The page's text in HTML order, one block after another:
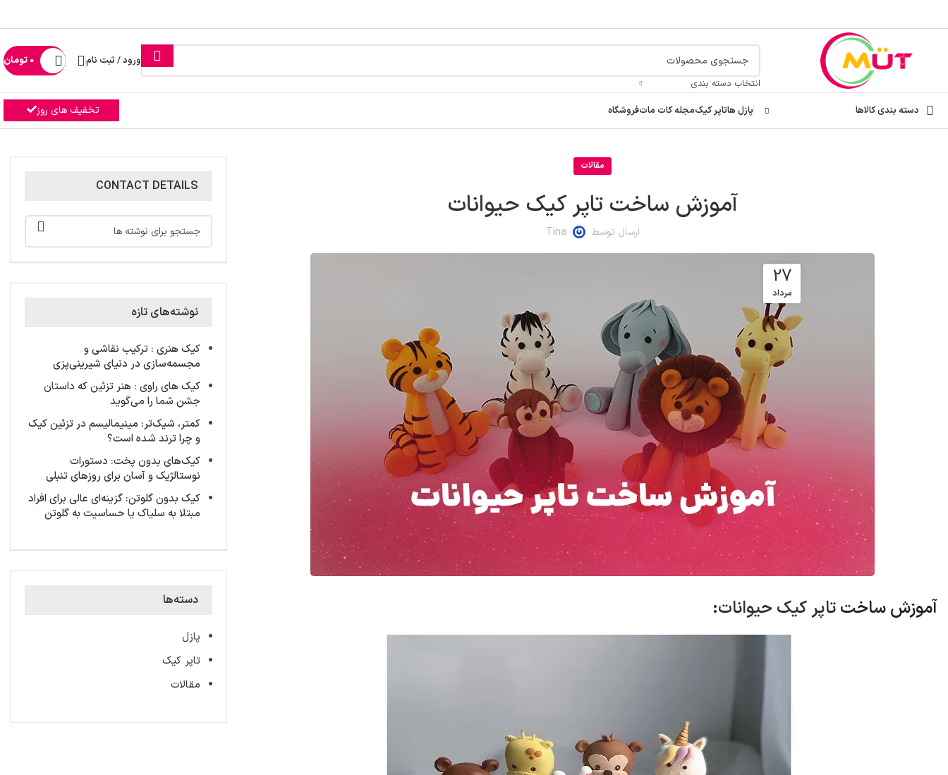
انتخاب دسته بندی
ورود / ثبت نام 0 تومان
دسته بندی کالاها پازل هاتاپر کیکمجله کات ماتفروشگاه تخفیف های روز
مقالات
آموزش ساخت تاپر کیک حیوانات
ارسال توسط Tina
27
مرداد
آموزش ساختتاپر کیک حیوانات:
CONTACT DETAILS
نوشته‌های تازه
کیک‌ هنری : ترکیب نقاشی و
مجسمه‌سازی در دنیای شیرینی‌پزی
کیک های راوی : هنر تزئین که داستان
جشن شما را می‌گوید
کمتر، شیک‌تر: مینیمالیسم در تزئین کیک
و چرا ترند شده است؟
کیک‌های بدون پخت: دستورات
نوستالژیک و آسان برای روزهای تنبلی
کیک‌ بدون گلوتن: گزینه‌ای عالی برای افراد
مبتلا به سلیاک یا حساسیت به گلوتن
دسته‌ها
پازل
تاپر کیک
مقالات